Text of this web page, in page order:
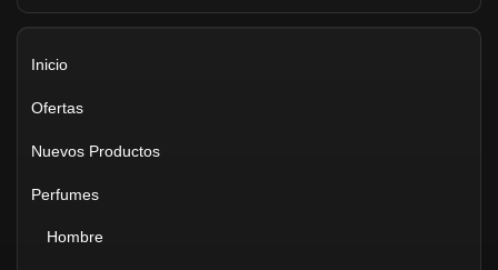
Inicio
Ofertas
Nuevos Productos
Perfumes
Hombre